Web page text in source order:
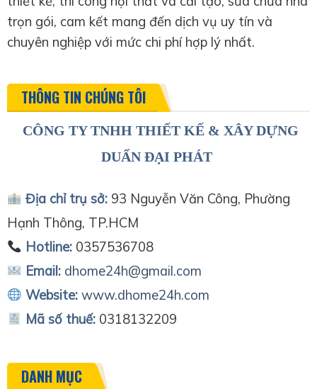
trọn gói, cam kết mang đến dịch vụ uy tín và
chuyên nghiệp với mức chi phí hợp lý nhất.
THÔNG TIN CHÚNG TÔI
CÔNG TY TNHH THIẾT KẾ & XÂY DỰNG
DUẨN ĐẠI PHÁT
Địa chỉ trụ sở:93 Nguyễn Văn Công, Phường
Hạnh Thông, TP.HCM
Hotline:0357536708
Email: dhome24h@gmail.com
Website: www.dhome24h.com
Mã số thuế: 0318132209
DANH MỤC